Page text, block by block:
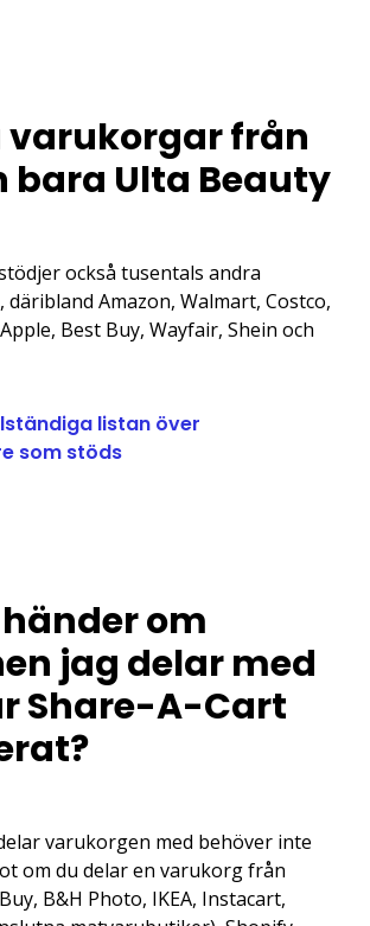
varukorgar från
bara Ulta Beauty
också tusentals andra
Amazon, Walmart, Costco,
Best Buy, Wayfair, Shein och
listan över
som stöds
om
jag delar med
Share-A-Cart
varukorgen med behöver inte
om du delar en varukorg från
B&H Photo, IKEA, Instacart,